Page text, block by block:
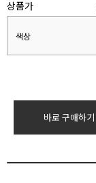
상품가
색상
바로 구매하기